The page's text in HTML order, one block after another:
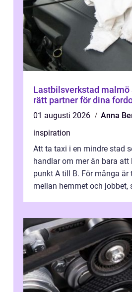
Lastbilsverkstad malmö så väljer du
rätt partner för dina
01 augusti 2026
Anna
inspiration
Att ta taxi i en mindre stad
handlar om mer än bara
punkt A till B. För många är
mellan hemmet och jobbet,